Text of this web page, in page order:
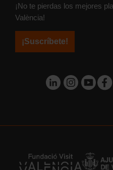
¡No te pierdas los mejores
València!
¡Suscríbete!